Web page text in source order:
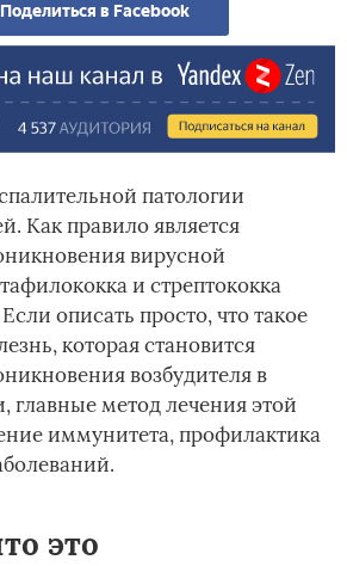
Поделиться в Facebook
патологии
Как правило является
вирусной
и стрептококка
описать просто, что такое
которая становится
возбудителя в
главные метод лечения этой
иммунитета, профилактика
это